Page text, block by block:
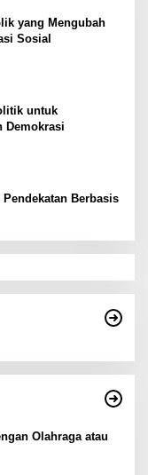
yang Mengubah
Sosial
untuk
Demokrasi
Berbasis
Olahraga atau